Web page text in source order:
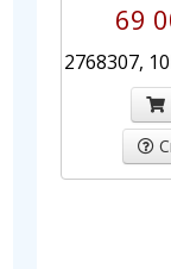
69
2768307,